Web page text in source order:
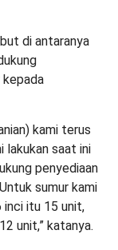
di antaranya
kepada
kami terus
lakukan saat ini
penyediaan
sumur kami
inci itu 15 unit,
unit,” katanya.